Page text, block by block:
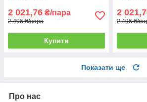
2 021,76 ₴/пара
2 496 ₴/пара
Купити
2
2 496 ₴/
Показати ще
Про нас